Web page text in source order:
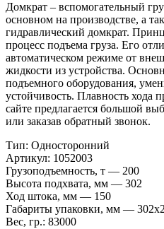
Домкрат – вспомогательный
основном на производстве, а
гидравлический домкрат.
процесс подъема груза. Его
автоматическом режиме от
жидкости из устройства.
подъемного оборудования,
устойчивость. Плавность хода
сайте предлагается большой
или заказав обратный звонок.
Тип: Односторонний
Артикул: 1052003
Грузоподъемность, т — 200
Высота подхвата, мм — 302
Ход штока, мм — 150
Габариты упаковки, мм —
Вес, гр.: 83000